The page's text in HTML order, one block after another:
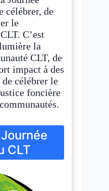
célébrer, de
le
C’est
la
CLT, de
impact à des
célébrer le
foncière
CLT